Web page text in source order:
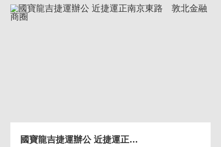
國寶龍吉捷運辦公 近捷運正南京東路 敦北金融商圈